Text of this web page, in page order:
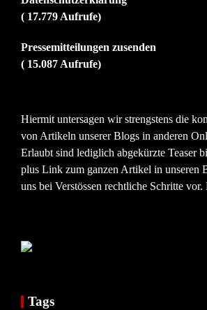
( 17.779 Aufrufe)
Pressemitteilungen zusenden
( 15.087 Aufrufe)
Hiermit untersagen wir strengstens die
von Artikeln unserer Blogs in anderen
Erlaubt sind lediglich abgekürzte Teaser
plus Link zum ganzen Artikel in unseren
uns bei Verstössen rechtliche Schritte
Tags